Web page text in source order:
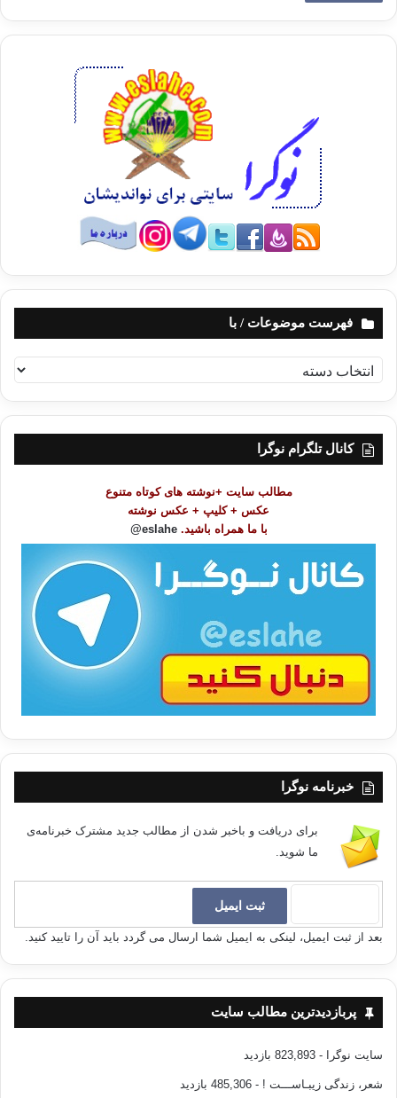
فهرست موضوعات / با
ه
ر
کانال تلگرام نوگرا
مطالب سایت +نوشته های کوتاه متنوع
عکس + کلیپ + عکس نوشته
با ما همراه باشید. eslahe@
خبرنامه نوگرا
برای دریافت و باخبر شدن از مطالب جدید مشترک خبرنامه‌ی
ما شوید.
بعد از ثبت ایمیل، لینکی به ایمیل شما ارسال می گردد باید آن را تایید کنید.
پربازدیدترین مطالب سایت
سایت نوگرا - 823,893 بازدید
شعر، زندگی زیبـاســـت ! - 485,306 بازدید